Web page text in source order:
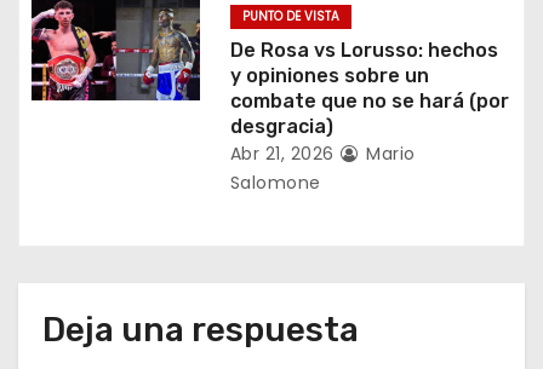
d
a
PUNTO DE VISTA
De Rosa vs Lorusso: hechos
y opiniones sobre un
combate que no se hará (por
desgracia)
Abr 21, 2026
Mario
Salomone
Deja una respuesta